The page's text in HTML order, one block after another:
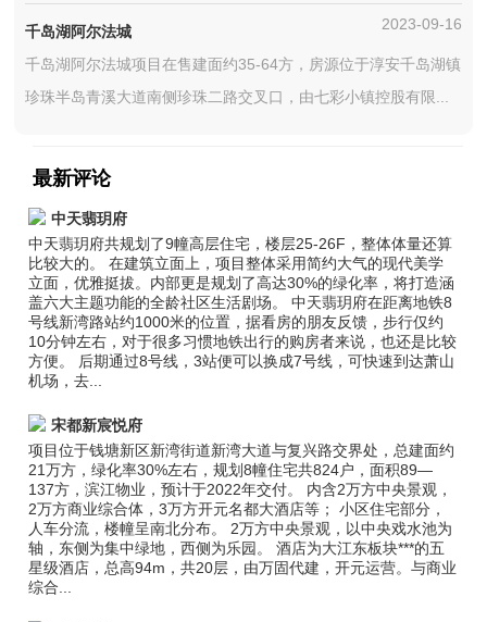
千岛湖阿尔法城 2023-09-16
千岛湖阿尔法城项目在售建面约35-64方，房源位于淳安千岛湖镇
珍珠半岛青溪大道南侧珍珠二路交叉口，由七彩小镇控股有限...
最新评论
中天翡玥府
中天翡玥府共规划了9幢高层住宅，楼层25-26F，整体体量还算
比较大的。 在建筑立面上，项目整体采用简约大气的现代美学
立面，优雅挺拔。内部更是规划了高达30%的绿化率，将打造涵
盖六大主题功能的全龄社区生活剧场。 中天翡玥府在距离地铁8
号线新湾路站约1000米的位置，据看房的朋友反馈，步行仅约
10分钟左右，对于很多习惯地铁出行的购房者来说，也还是比较
方便。 后期通过8号线，3站便可以换成7号线，可快速到达萧山
机场，去...
宋都新宸悦府
项目位于钱塘新区新湾街道新湾大道与复兴路交界处，总建面约
21万方，绿化率30%左右，规划8幢住宅共824户，面积89—
137方，滨江物业，预计于2022年交付。 内含2万方中央景观，
2万方商业综合体，3万方开元名都大酒店等； 小区住宅部分，
人车分流，楼幢呈南北分布。 2万方中央景观，以中央戏水池为
轴，东侧为集中绿地，西侧为乐园。 酒店为大江东板块***的五
星级酒店，总高94m，共20层，由万固代建，开元运营。与商业
综合...